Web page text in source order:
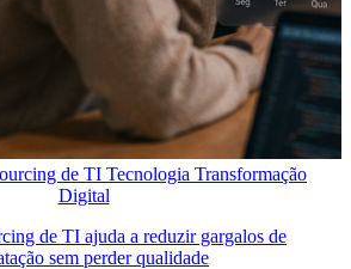
de TI Tecnologia Transformação
Digital
de TI ajuda a reduzir gargalos de
sem perder qualidade